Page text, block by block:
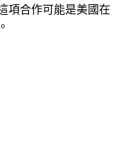
國的投資無法顯著改
項合作可能是美國在